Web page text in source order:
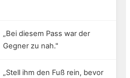
„Bei diesem Pass war der
Gegner zu nah."
„Stell ihm den Fuß rein, bevor